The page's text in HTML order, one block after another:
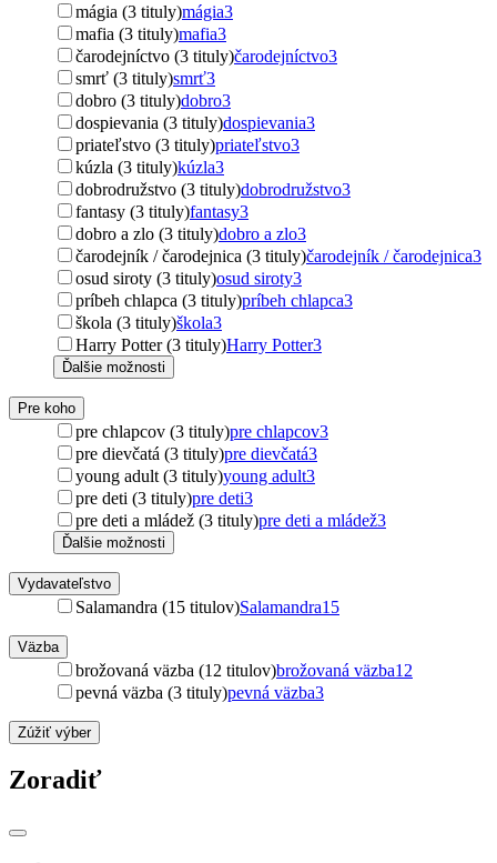
mágia (3 tituly)mágia3
mafia (3 tituly)mafia3
čarodejníctvo (3 tituly)čarodejníctvo3
smrť (3 tituly)smrť3
dobro (3 tituly)dobro3
dospievania (3 tituly)dospievania3
priateľstvo (3 tituly)priateľstvo3
kúzla (3 tituly)kúzla3
dobrodružstvo (3 tituly)dobrodružstvo3
fantasy (3 tituly)fantasy3
dobro a zlo (3 tituly)dobro a zlo3
čarodejník / čarodejnica (3 tituly)čarodejník / čarodejnica3
osud siroty (3 tituly)osud siroty3
príbeh chlapca (3 tituly)príbeh chlapca3
škola (3 tituly)škola3
Harry Potter (3 tituly)Harry Potter3
Ďalšie možnosti
Pre koho
pre chlapcov (3 tituly)pre chlapcov3
pre dievčatá (3 tituly)pre dievčatá3
young adult (3 tituly)young adult3
pre deti (3 tituly)pre deti3
pre deti a mládež (3 tituly)pre deti a mládež3
Ďalšie možnosti
Vydavateľstvo
Salamandra (15 titulov)Salamandra15
Väzba
brožovaná väzba (12 titulov)brožovaná väzba12
pevná väzba (3 tituly)pevná väzba3
Zúžiť výber
Zoradiť